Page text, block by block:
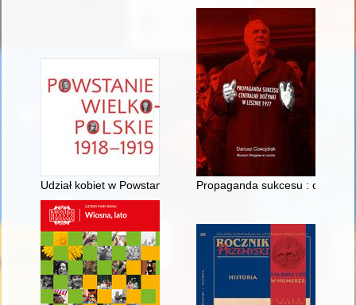
Udział kobiet w Powstaniu WielkopolskimPropaganda sukcesu :